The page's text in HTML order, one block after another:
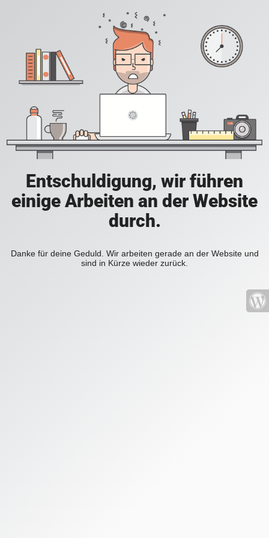
Entschuldigung, wir führen
einige Arbeiten an der Website
durch.
Danke für deine Geduld. Wir arbeiten gerade an der Website und
sind in Kürze wieder zurück.